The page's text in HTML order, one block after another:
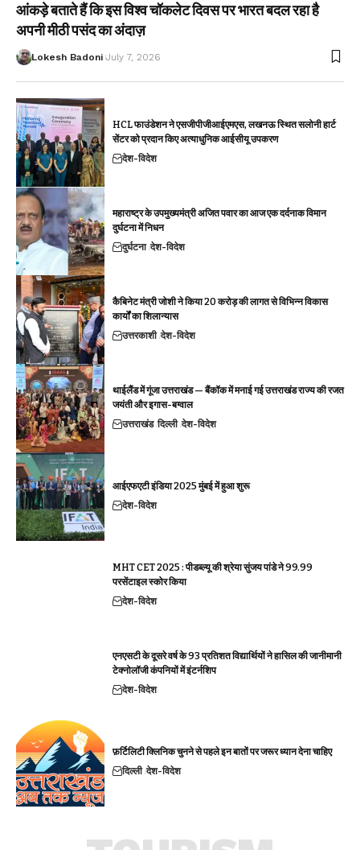
आंकड़े बताते हैं कि इस विश्व चॉकलेट दिवस पर भारत बदल रहा है
अपनी मीठी पसंद का अंदाज़
Lokesh Badoni July 7, 2026
HCL फाउंडेशन ने एसजीपीजीआईएमएस, लखनऊ स्थित सलोनी हार्ट
सेंटर को प्रदान किए अत्याधुनिक आईसीयू उपकरण
देश-विदेश
महाराष्ट्र के उपमुख्यमंत्री अजित पवार का आज एक दर्दनाक विमान
दुर्घटना में निधन
दुर्घटना देश-विदेश
कैबिनेट मंत्री जोशी ने किया 20 करोड़ की लागत से विभिन्न विकास
कार्यों का शिलान्यास
उत्तरकाशी देश-विदेश
थाईलैंड में गूंजा उत्तराखंड — बैंकॉक में मनाई गई उत्तराखंड राज्य की रजत
जयंती और इगास-बग्वाल
उत्तराखंड दिल्ली देश-विदेश
आईएफएटी इंडिया 2025 मुंबई में हुआ शुरू
देश-विदेश
MHT CET 2025 : पीडब्ल्यू की श्रेया सुंजय पांडे ने 99.99
परसेंटाइल स्कोर किया
देश-विदेश
एनएसटी के दूसरे वर्ष के 93 प्रतिशत विद्यार्थियों ने हासिल की जानीमानी
टेक्नोलॉजी कंपनियों में इंटर्नशिप
देश-विदेश
फ़र्टिलिटी क्लिनिक चुनने से पहले इन बातों पर जरूर ध्यान देना चाहिए
दिल्ली देश-विदेश